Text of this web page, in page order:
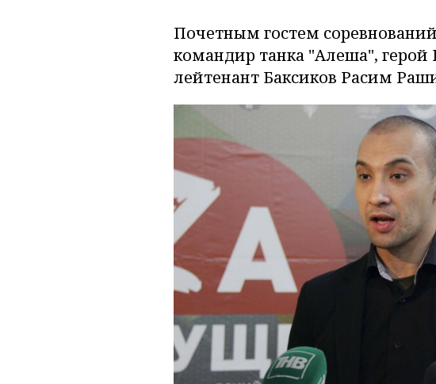
Почетным гостем
командир танка "Алеша", герой
лейтенант Баксиков Расим